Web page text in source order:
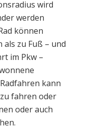
wird
werden
können
zu Fuß – und
im Pkw –
kann
fahren oder
oder auch